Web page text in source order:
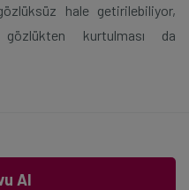
hale getirile­biliyor,
kurtul­ması da
Al